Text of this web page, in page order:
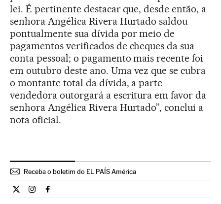
lei. É pertinente destacar que, desde então, a
senhora Angélica Rivera Hurtado saldou
pontualmente sua dívida por meio de
pagamentos verificados de cheques da sua
conta pessoal; o pagamento mais recente foi
em outubro deste ano. Uma vez que se cubra
o montante total da dívida, a parte
vendedora outorgará a escritura em favor da
senhora Angélica Rivera Hurtado”, conclui a
nota oficial.
Receba o boletim do EL PAÍS América
Internacional El País Brasil en Twitter
Internacional El País Brasil en Instagram
Internacional El País Brasil en Facebook